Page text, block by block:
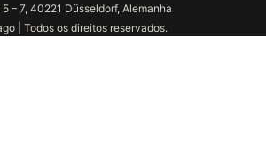
– 7, 40221 Düsseldorf, Alemanha
| Todos os direitos reservados.